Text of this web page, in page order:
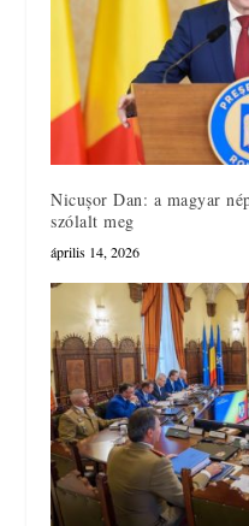
Nicușor Dan: a magyar
szólalt meg
április 14, 2026